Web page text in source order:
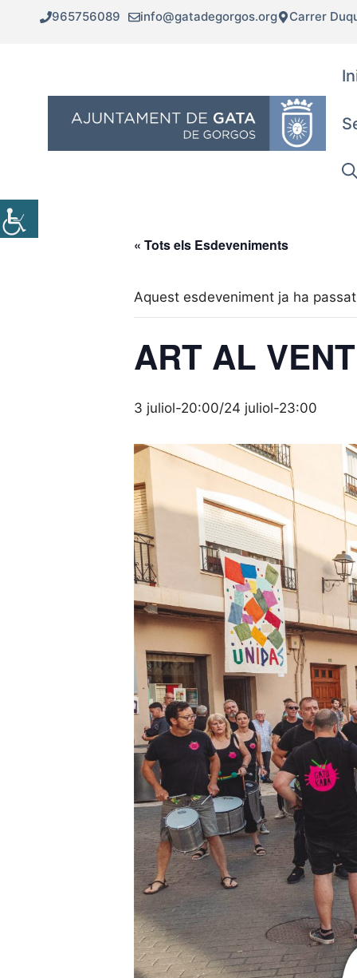
965756089 info@gatadegorgos.org Carrer
« Tots els Esdeveniments
Aquest esdeveniment ja ha
ART AL VENT
3 juliol-20:00/24 juliol-23:00